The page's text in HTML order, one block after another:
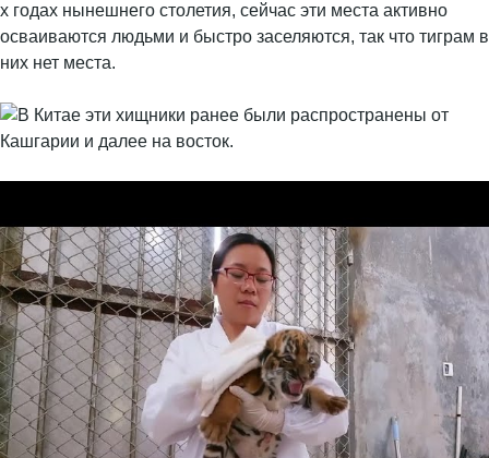
х годах нынешнего столетия, сейчас эти места активно
осваиваются людьми и быстро заселяются, так что тиграм в
них нет места.